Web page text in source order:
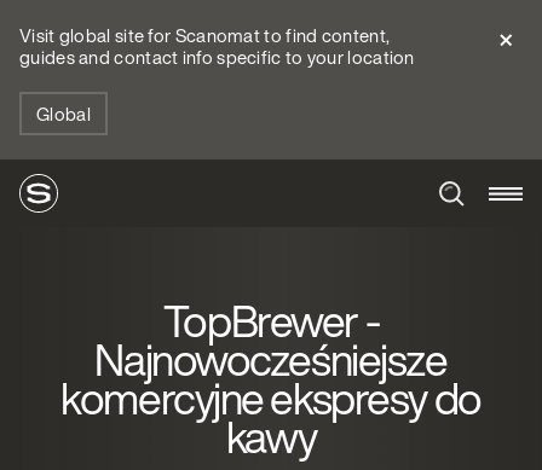
Visit global site for Scanomat to find content,
guides and contact info specific to your location
Global
TopBrewer -
Najnowocześniejsze
komercyjne ekspresy do
kawy